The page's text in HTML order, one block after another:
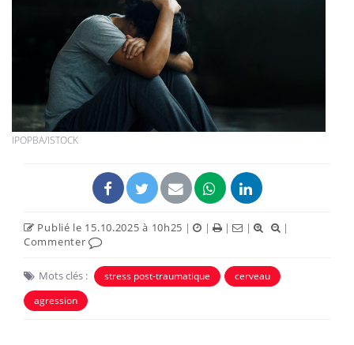
IPOPBA/ISTOCK
Publié le 15.10.2025 à 10h25 | | | |
|
Commenter
Mots clés : stress post-traumatique
cerveau
agression